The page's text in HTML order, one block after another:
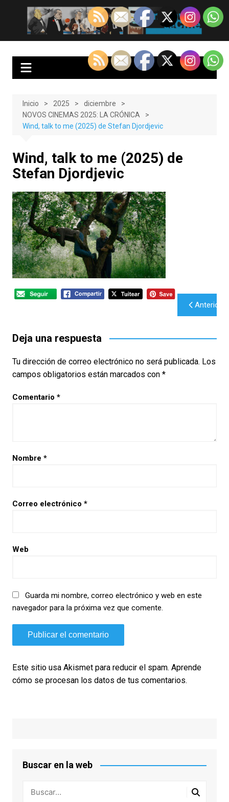
contenido
EnClave de Cine
Crítica cinematográfica y audiovisual. Punto de encuentro para los
Inicio 2025
diciembre
NOVOS CINEMAS 2025: LA CRÓNICA
Wind, talk to me (2025) de Stefan Djordjevic
Wind, talk to me (2025) de
Stefan Djordjevic
Navegación
entradas
Anterior
Deja una respuesta
Tu dirección de correo electrónico no será publicada. Los
campos obligatorios están marcados con *
Comentario *
Nombre *
Correo electrónico *
Web
Guarda mi nombre, correo electrónico y web en este
navegador para la próxima vez que comente.
Este sitio usa Akismet para reducir el spam. Aprende
cómo se procesan los datos de tus comentarios.
Buscar en la web